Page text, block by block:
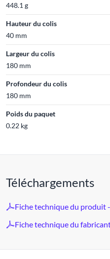
448.1 g
Hauteur du colis
40 mm
Largeur du colis
180 mm
Profondeur du colis
180 mm
Poids du paquet
0.22 kg
Téléchargements
Fiche technique du produit
Fiche technique du